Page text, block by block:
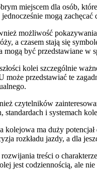
miejscem dla osób,
mogą
możliwość
a czasem stają się
mogą być przedstawiane w
kolei szczególnie
może przedstawiać te
czytelników
standardach i systemach
kolejowa ma duży
rozkładu jazdy, a dla
rozwijania treści o
jest codziennością, ale